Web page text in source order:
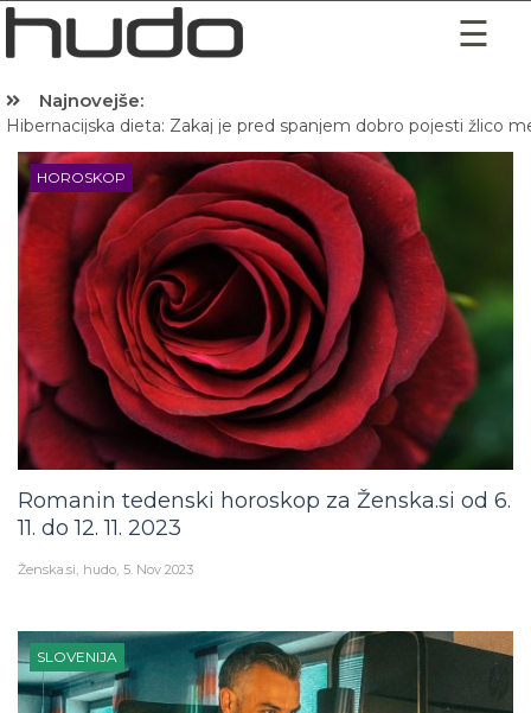
Najnovejše:
Hibernacijska dieta: Zakaj je pred spanjem dobro pojesti žlico
HOROSKOP
Romanin tedenski horoskop za Ženska.si od 6.
11. do 12. 11. 2023
Ženska.si hudo 5. Nov 2023
SLOVENIJA